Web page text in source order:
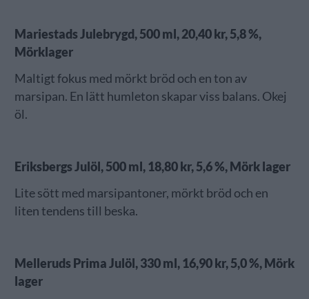
Mariestads Julebrygd, 500 ml, 20,40 kr, 5,8 %,
Mörklager
Maltigt fokus med mörkt bröd och en ton av
marsipan. En lätt humleton skapar viss balans. Okej
öl.
Eriksbergs Julöl, 500 ml, 18,80 kr, 5,6 %, Mörk lager
Lite sött med marsipantoner, mörkt bröd och en
liten tendens till beska.
Melleruds Prima Julöl, 330 ml, 16,90 kr, 5,0 %, Mörk
lager